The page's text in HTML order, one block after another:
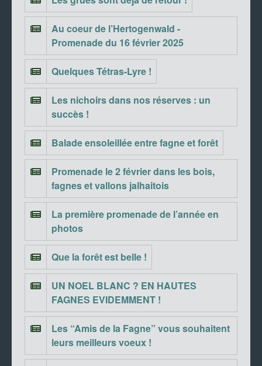
Au coeur de l’Hertogenwald -
Promenade du 16 février 2025
Quelques Tétras-Lyre !
Les nichoirs dans nos réserves : un
succès !
Balade ensoleillée entre fagne et forêt
Promenade le 2 février dans les bois,
fagnes et vallons jalhaitois
La première promenade de l’année en
photos
Que la forêt est belle !
UN NOEL BLANC ? EN HAUTES
FAGNES EVIDEMMENT !
Les “Amis de la Fagne” vous souhaitent
leurs meilleurs voeux !